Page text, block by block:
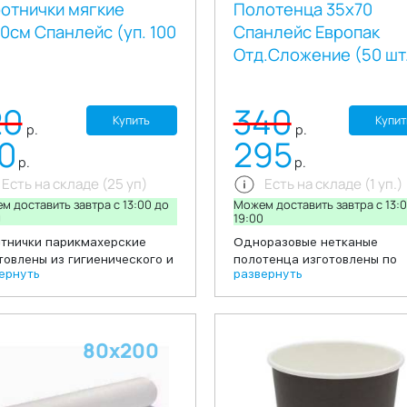
мягкие
Спанлейс (уп. 100
р.
р.
Купить
парикмахерские
из гигиенического и
материала
Воротнички шириной
40 сантиметров
таким свойствам
Спанлейса как
воротнички
Есть на складе (25 уп)
доставить завтра c 13:00 до
Полотенца 35х70
Спанлейс Европак
Отд.Сложение (50
340 р.
295 р.
Одноразовые нетканые
полотенца изготовлены по
технологии спанлейс. по
структуре, безворсовые
полотенца, обеспечивают
обеспечивает комфортность
проведения процедуры.
Используются для
применения, обеспечивая
развернуть
Есть на складе (1 уп.)
Можем доставить завтра c
19:00
80х200